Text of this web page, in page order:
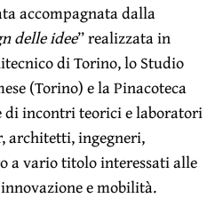
accompagnata dalla
delle idee” realizzata in
di Torino, lo Studio
(Torino) e la Pinacoteca
incontri teorici e laboratori
architetti, ingegneri,
a vario titolo interessati alle
e mobilità.